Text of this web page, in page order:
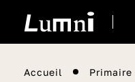
Accueil Primaire